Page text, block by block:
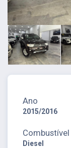
Ano
2015/2016
Combustível
Diesel